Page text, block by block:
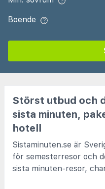
Boende
Störst utbud och
sista minuten,
hotell
Sistaminuten.se är
för semesterresor och
sista minuten-resor,